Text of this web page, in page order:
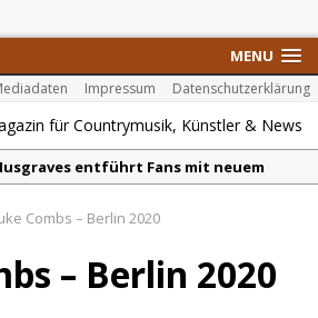
MENU
Impressum Datenschutzerklärung
entführt Fans mit neuem
mit brandneuem Musikvideo zu
Pistol“
– „Sound Signal Serenades“ erscheint
Combs – Berlin 2020
– Berlin 2020